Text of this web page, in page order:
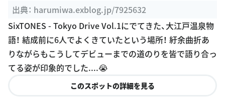
出典： harumiwa.exblog.jp/7925632
SixTONES - Tokyo Drive Vol.1にでてきた、大江戸温泉物
語！ 結成前に6人でよくきていたという場所！ 紆余曲折あ
りながらもこうしてデビューまでの道のりを皆で語り合っ
てる姿が印象的でした....😭
このスポットの詳細を見る